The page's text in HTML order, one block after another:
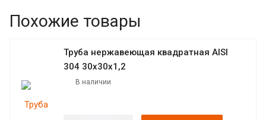
Похожие товары
Труба нержавеющая квадратная AISI
304 30х30х1,2
В наличии